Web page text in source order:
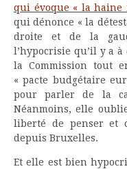
qui évoque « la haine
qui dénonce « la
droite et de la
l’hypocrisie qu’il y a
la Commission tout
« pacte budgétaire
pour parler de la
Néanmoins, elle
liberté de penser et
depuis Bruxelles.
Et elle est bien